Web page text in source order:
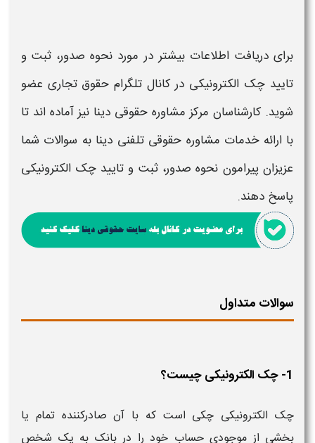
برای دریافت اطلاعات بیشتر در مورد نحوه صدور، ثبت و
تایید چک الکترونیکی در کانال تلگرام حقوق تجاری عضو
شوید. کارشناسان مرکز مشاوره حقوقی دینا نیز آماده اند تا
با ارائه خدمات مشاوره حقوقی تلفنی دینا به سوالات شما
عزیزان پیرامون نحوه صدور، ثبت و تایید چک الکترونیکی
پاسخ دهند.
سوالات متداول
1- چک الکترونیکی چیست؟
چک الکترونیکی چکی است که با آن صادرکننده تمام یا
بخشی از موجودی حساب خود را در بانک به یک شخص